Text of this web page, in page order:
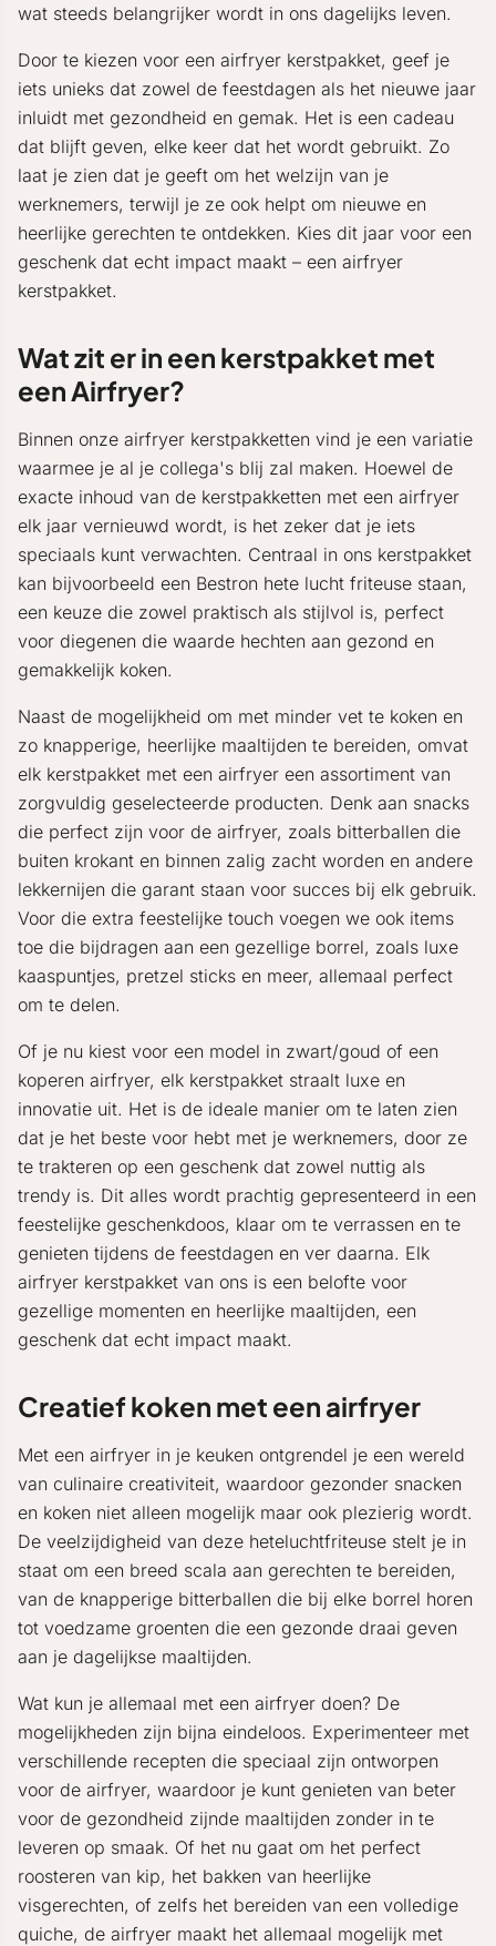
wat steeds belangrijker wordt in ons dagelijks leven.
Door te kiezen voor een airfryer kerstpakket, geef je
iets unieks dat zowel de feestdagen als het nieuwe jaar
inluidt met gezondheid en gemak. Het is een cadeau
dat blijft geven, elke keer dat het wordt gebruikt. Zo
laat je zien dat je geeft om het welzijn van je
werknemers, terwijl je ze ook helpt om nieuwe en
heerlijke gerechten te ontdekken. Kies dit jaar voor een
geschenk dat echt impact maakt – een airfryer
kerstpakket.
Wat zit er in een kerstpakket met
een Airfryer?
Binnen onze airfryer kerstpakketten vind je een variatie
waarmee je al je collega's blij zal maken. Hoewel de
exacte inhoud van de kerstpakketten met een airfryer
elk jaar vernieuwd wordt, is het zeker dat je iets
speciaals kunt verwachten. Centraal in ons kerstpakket
kan bijvoorbeeld een Bestron hete lucht friteuse staan,
een keuze die zowel praktisch als stijlvol is, perfect
voor diegenen die waarde hechten aan gezond en
gemakkelijk koken.
Naast de mogelijkheid om met minder vet te koken en
zo knapperige, heerlijke maaltijden te bereiden, omvat
elk kerstpakket met een airfryer een assortiment van
zorgvuldig geselecteerde producten. Denk aan snacks
die perfect zijn voor de airfryer, zoals bitterballen die
buiten krokant en binnen zalig zacht worden en andere
lekkernijen die garant staan voor succes bij elk gebruik.
Voor die extra feestelijke touch voegen we ook items
toe die bijdragen aan een gezellige borrel, zoals luxe
kaaspuntjes, pretzel sticks en meer, allemaal perfect
om te delen.
Of je nu kiest voor een model in zwart/goud of een
koperen airfryer, elk kerstpakket straalt luxe en
innovatie uit. Het is de ideale manier om te laten zien
dat je het beste voor hebt met je werknemers, door ze
te trakteren op een geschenk dat zowel nuttig als
trendy is. Dit alles wordt prachtig gepresenteerd in een
feestelijke geschenkdoos, klaar om te verrassen en te
genieten tijdens de feestdagen en ver daarna. Elk
airfryer kerstpakket van ons is een belofte voor
gezellige momenten en heerlijke maaltijden, een
geschenk dat echt impact maakt.
Creatief koken met een airfryer
Met een airfryer in je keuken ontgrendel je een wereld
van culinaire creativiteit, waardoor gezonder snacken
en koken niet alleen mogelijk maar ook plezierig wordt.
De veelzijdigheid van deze heteluchtfriteuse stelt je in
staat om een breed scala aan gerechten te bereiden,
van de knapperige bitterballen die bij elke borrel horen
tot voedzame groenten die een gezonde draai geven
aan je dagelijkse maaltijden.
Wat kun je allemaal met een airfryer doen? De
mogelijkheden zijn bijna eindeloos. Experimenteer met
verschillende recepten die speciaal zijn ontworpen
voor de airfryer, waardoor je kunt genieten van beter
voor de gezondheid zijnde maaltijden zonder in te
leveren op smaak. Of het nu gaat om het perfect
roosteren van kip, het bakken van heerlijke
visgerechten, of zelfs het bereiden van een volledige
quiche, de airfryer maakt het allemaal mogelijk met